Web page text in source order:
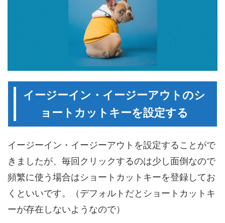
イージーイン・イージーアウトのシ
ョートカットキーを設定する
イージーイン・イージーアウトを設定することがで
きましたが、毎回クリックするのは少し面倒なので
頻繁に使う場合はショートカットキーを登録してお
くといいです。（デフォルトだとショートカットキ
ーが存在しないようなので）